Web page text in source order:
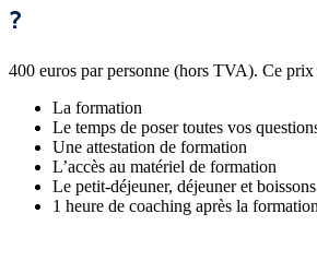
?
400 euros par personne (hors TVA). Ce prix
La formation
Le temps de poser toutes vos
Une attestation de formation
L’accès au matériel de formation
Le petit-déjeuner, déjeuner et boissons
1 heure de coaching après la formation